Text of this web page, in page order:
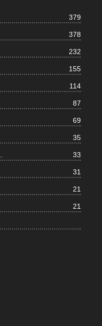
379
378
232
155
114
87
69
35
33
31
21
21